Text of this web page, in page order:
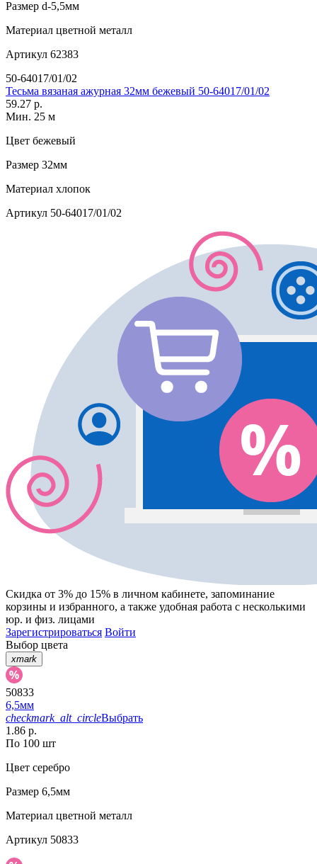
Размер d-5,5мм
Материал цветной металл
Артикул 62383
50-64017/01/02
Тесьма вязаная ажурная 32мм бежевый 50-64017/01/02
59.27 р.
Мин. 25 м
Цвет бежевый
Размер 32мм
Материал хлопок
Артикул 50-64017/01/02
Скидка от 3% до 15% в личном кабинете, запоминание
корзины и избранного, а также удобная работа с несколькими
юр. и физ. лицами
Зарегистрироваться Войти
Выбор цвета
xmark
50833
6,5мм
checkmark_alt_circleВыбрать
1.86 р.
По 100 шт
Цвет серебро
Размер 6,5мм
Материал цветной металл
Артикул 50833